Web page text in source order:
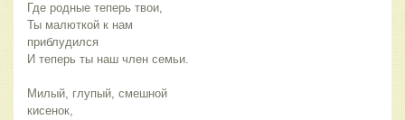
Где родные теперь твои,
Ты малюткой к нам
приблудился
И теперь ты наш член семьи.
Милый, глупый, смешной
кисенок,